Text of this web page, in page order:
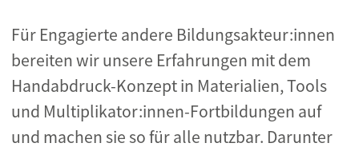
Für Engagierte andere Bildungsakteur:innen
bereiten wir unsere Erfahrungen mit dem
Handabdruck-Konzept in Materialien, Tools
und Multiplikator:innen-Fortbildungen auf
und machen sie so für alle nutzbar. Darunter